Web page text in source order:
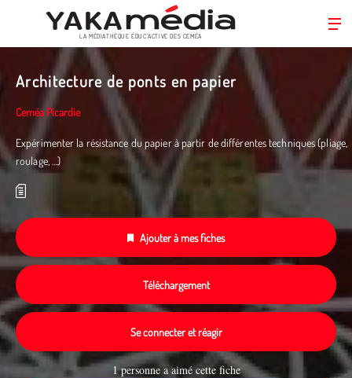
principal
LA MÉDIATHÈQUE ÉDUC’ACTIVE DES CEMÉA
Architecture de ponts en papier
Ceméa Picardie
Expérimenter la résistance du papier à partir de différentes techniques (pliage,
roulage, …)
Ajouter à mes fiches
Téléchargement
Se connecter et réagir
1 personne a aimé cette fiche